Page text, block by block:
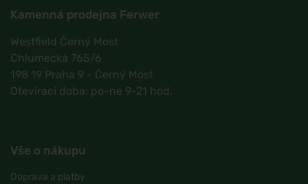
Kamenná prodejna Ferwer
Westfield Černý Most
Chlumecká 765/6
198 19 Praha 9 - Černý Most
Otevírací doba: po-ne 9-21 hod.
Vše o nákupu
Doprava a platby